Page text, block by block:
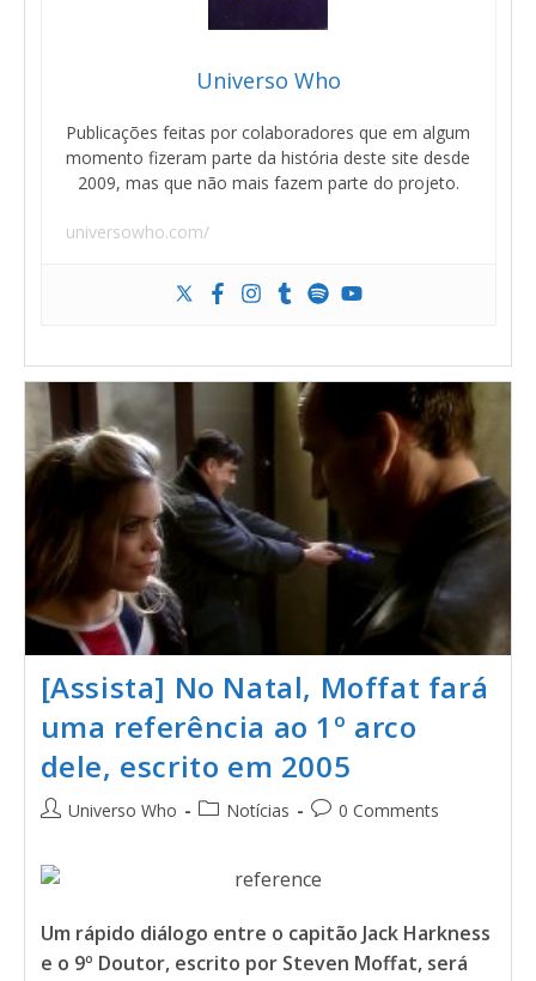
Universo Who
Publicações feitas por colaboradores que em algum
momento fizeram parte da história deste site desde
2009, mas que não mais fazem parte do projeto.
universowho.com/
[Assista] No Natal, Moffat fará
uma referência ao 1º arco
dele, escrito em 2005
Universo Who Notícias 0 Comments
Um rápido diálogo entre o capitão Jack Harkness
e o 9º Doutor, escrito por Steven Moffat, será